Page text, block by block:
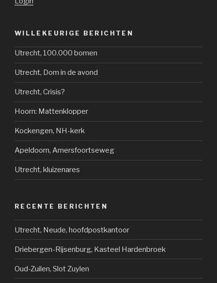
WILLEKEURIGE BERICHTEN
Utrecht, 100.000 bomen
Utrecht, Dom in de avond
Utrecht, Crisis?
Hoorn: Mattenklopper
Kockengen, NH-kerk
Apeldoorn, Amersfoortseweg
Utrecht, kluizenares
RECENTE BERICHTEN
Utrecht, Neude, hoofdpostkantoor
Driebergen-Rijsenburg, Kasteel Hardenbroek
Oud-Zuilen, Slot Zuylen